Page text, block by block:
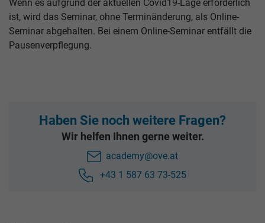
Wenn es aufgrund der aktuellen Covid19-Lage erforderlich
ist, wird das Seminar, ohne Terminänderung, als Online-
Seminar abgehalten. Bei einem Online-Seminar entfällt die
Pausenverpflegung.
Haben Sie noch weitere Fragen?
Wir helfen Ihnen gerne weiter.
academy@ove.at
+43 1 587 63 73-525